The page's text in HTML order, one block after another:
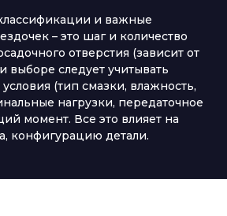
и важные
– это шаг и количество
отверстия (зависит от
выборе следует учитывать
(тип смазки, влажность,
нагрузки, передаточное
момент. Все это влияет на
конфигурацию детали.